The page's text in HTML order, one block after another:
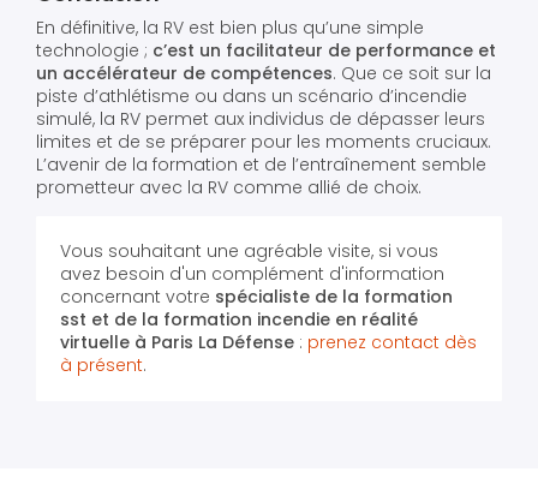
En définitive, la RV est bien plus qu’une simple
technologie ; c’est un facilitateur de performance et
un accélérateur de compétences. Que ce soit sur la
piste d’athlétisme ou dans un scénario d’incendie
simulé, la RV permet aux individus de dépasser leurs
limites et de se préparer pour les moments cruciaux.
L’avenir de la formation et de l’entraînement semble
prometteur avec la RV comme allié de choix.
Vous souhaitant une agréable visite, si vous
avez besoin d'un complément d'information
concernant votre spécialiste de la formation
sst et de la formation incendie en réalité
virtuelle à Paris La Défense : prenez contact dès
à présent.